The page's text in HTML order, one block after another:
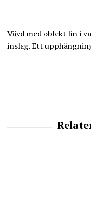
Vävd med oblekt lin i
inslag. Ett